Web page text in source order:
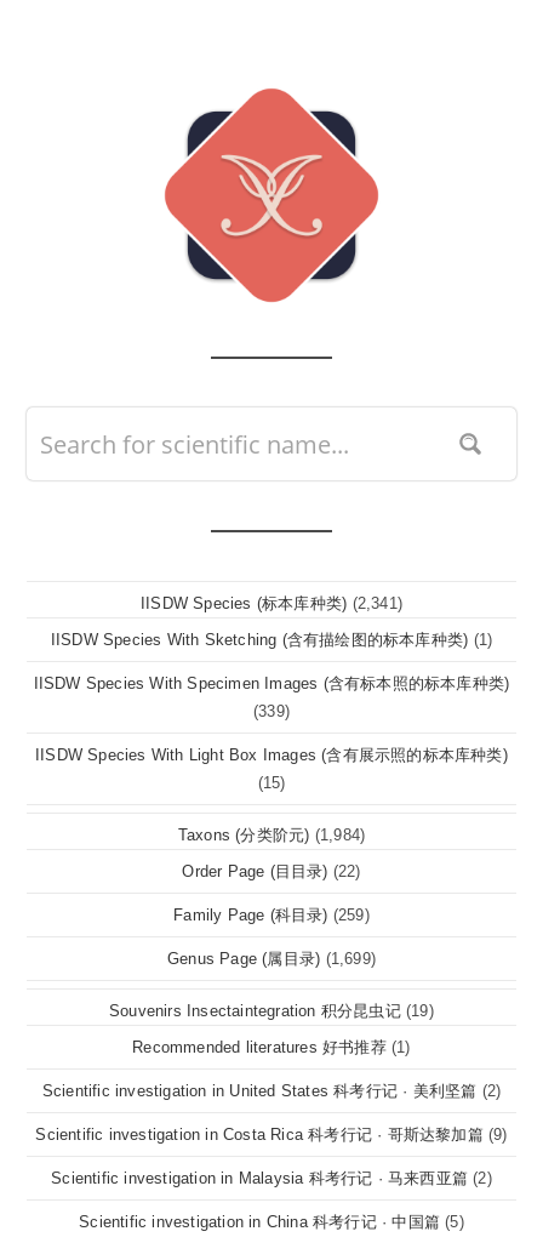
IISDW Species (标本库种类) (2,341)
IISDW Species With Sketching (含有描绘图的标本库种类) (1)
IISDW Species With Specimen Images (含有标本照的标本库种类)
(339)
IISDW Species With Light Box Images (含有展示照的标本库种类)
(15)
Taxons (分类阶元) (1,984)
Order Page (目目录) (22)
Family Page (科目录) (259)
Genus Page (属目录) (1,699)
Souvenirs Insectaintegration 积分昆虫记 (19)
Recommended literatures 好书推荐 (1)
Scientific investigation in United States 科考行记 · 美利坚篇 (2)
Scientific investigation in Costa Rica 科考行记 · 哥斯达黎加篇 (9)
Scientific investigation in Malaysia 科考行记 · 马来西亚篇 (2)
Scientific investigation in China 科考行记 · 中国篇 (5)